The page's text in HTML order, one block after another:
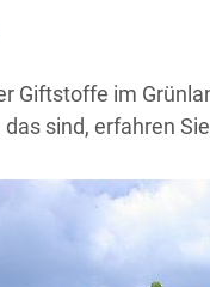
Giftstoffe im
sind, erfahren